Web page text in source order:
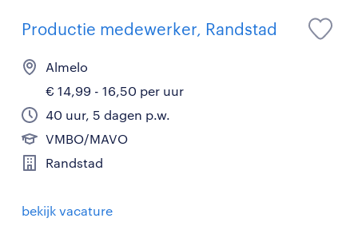
Productie medewerker, Randstad
Almelo
€ 14,99 - 16,50 per uur
40 uur, 5 dagen p.w.
VMBO/MAVO
Randstad
bekijk vacature